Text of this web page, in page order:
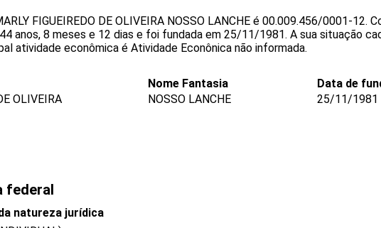
FIGUEIREDO DE OLIVEIRA NOSSO LANCHE é 00.009.456/0001-12.
anos, 8 meses e 12 dias e foi fundada em 25/11/1981. A sua situação
atividade econômica é Atividade Econônica não informada.
OLIVEIRA
Nome Fantasia
NOSSO LANCHE
Data de
25/11/1981
federal
natureza jurídica